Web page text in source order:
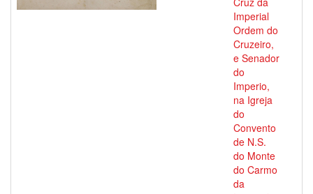
Imperial
Ordem do
Cruzeiro,
e Senador
do
Imperio,
na Igreja
do
Convento
de N.S.
do Monte
do Carmo
da